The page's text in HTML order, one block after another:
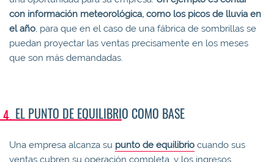
con información meteorológica, como los picos de lluvia en
el año , para que en el caso de una fábrica de sombrillas se
puedan proyectar las ventas precisamente en los meses
que son más demandadas.
EL PUNTO DE EQUILIBRIO COMO BASE
Una empresa alcanza su punto de equilibrio cuando sus
ventas cubren su operación completa, y los ingresos